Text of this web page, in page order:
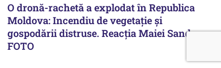
O dronă-rachetă a explodat în Republica
Moldova: Incendiu de vegetație și
gospodării distruse. Reacția Maiei Sandu -
FOTO